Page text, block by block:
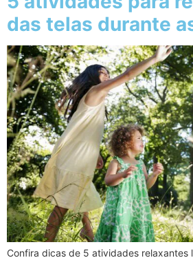
das telas durante
Confira dicas de 5 atividades relaxantes